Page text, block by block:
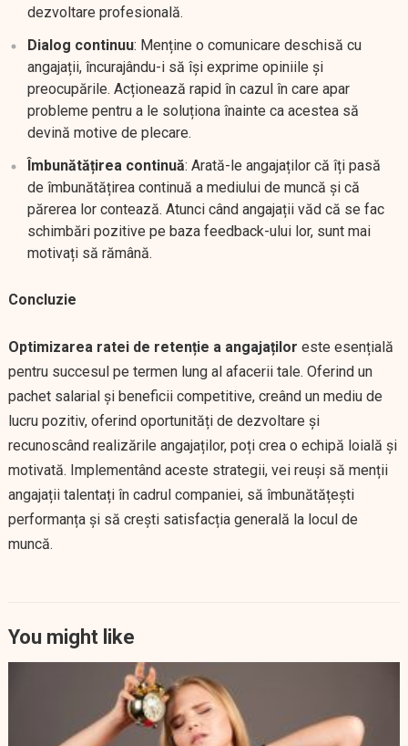
dezvoltare profesională.
Dialog continuu: Menține o comunicare deschisă cu
angajații, încurajându-i să își exprime opiniile și
preocupările. Acționează rapid în cazul în care apar
probleme pentru a le soluționa înainte ca acestea să
devină motive de plecare.
Îmbunătățirea continuă: Arată-le angajaților că îți pasă
de îmbunătățirea continuă a mediului de muncă și că
părerea lor contează. Atunci când angajații văd că se fac
schimbări pozitive pe baza feedback-ului lor, sunt mai
motivați să rămână.
Concluzie
Optimizarea ratei de retenție a angajaților este esențială
pentru succesul pe termen lung al afacerii tale. Oferind un
pachet salarial și beneficii competitive, creând un mediu de
lucru pozitiv, oferind oportunități de dezvoltare și
recunoscând realizările angajaților, poți crea o echipă loială și
motivată. Implementând aceste strategii, vei reuși să menții
angajații talentați în cadrul companiei, să îmbunătățești
performanța și să crești satisfacția generală la locul de
muncă.
You might like